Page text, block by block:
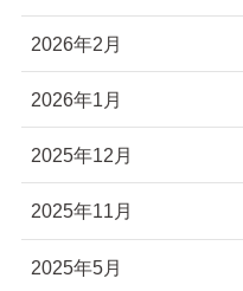
2026年2月
2026年1月
2025年12月
2025年11月
2025年5月